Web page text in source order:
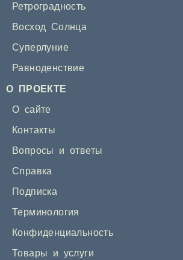
Ретроградность
Восход Солнца
Суперлуние
Равноденствие
О ПРОЕКТЕ
О сайте
Контакты
Вопросы и ответы
Справка
Подписка
Терминология
Конфиденциальность
Товары и услуги